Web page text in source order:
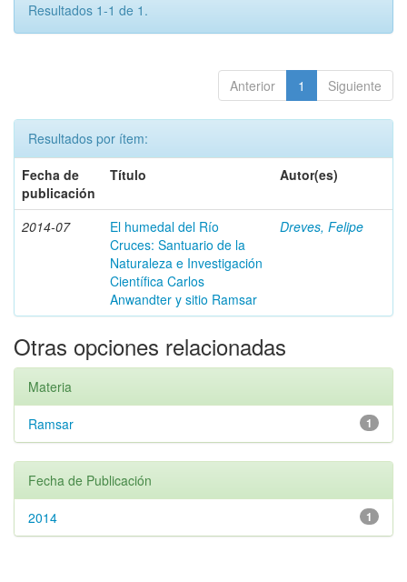
Resultados 1-1 de 1.
Anterior 1 Siguiente
Resultados por ítem:
Fecha de
publicación
Título Autor(es)
2014-07
El humedal del Río
Cruces: Santuario de la
Naturaleza e Investigación
Científica Carlos
Anwandter y sitio Ramsar
Dreves, Felipe
Otras opciones relacionadas
Materia
1
Ramsar
Fecha de Publicación
1
2014